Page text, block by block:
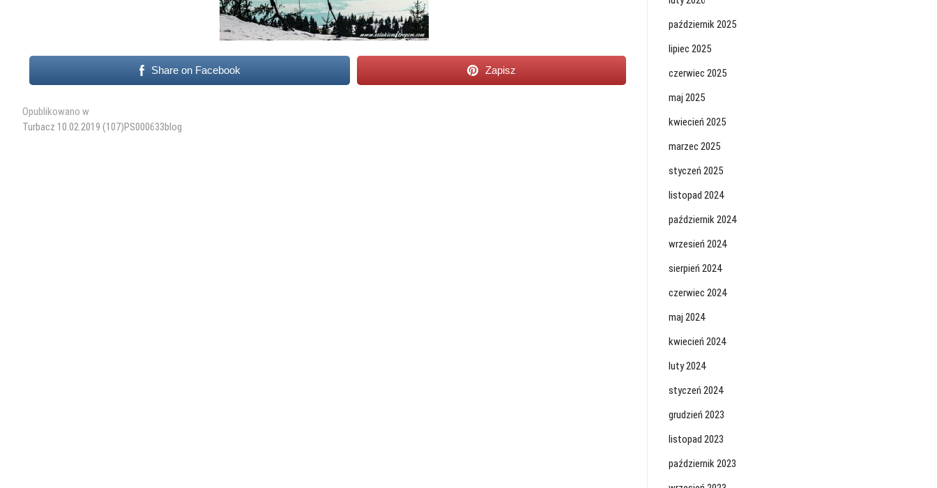
Share on Facebook Zapisz
Nawigacja
wpisu
Opublikowano w
Turbacz 10.02.2019 (107)PS000633blog
październik 2025
lipiec 2025
czerwiec 2025
maj 2025
kwiecień 2025
marzec 2025
styczeń 2025
listopad 2024
październik 2024
wrzesień 2024
sierpień 2024
czerwiec 2024
maj 2024
kwiecień 2024
luty 2024
styczeń 2024
grudzień 2023
listopad 2023
październik 2023